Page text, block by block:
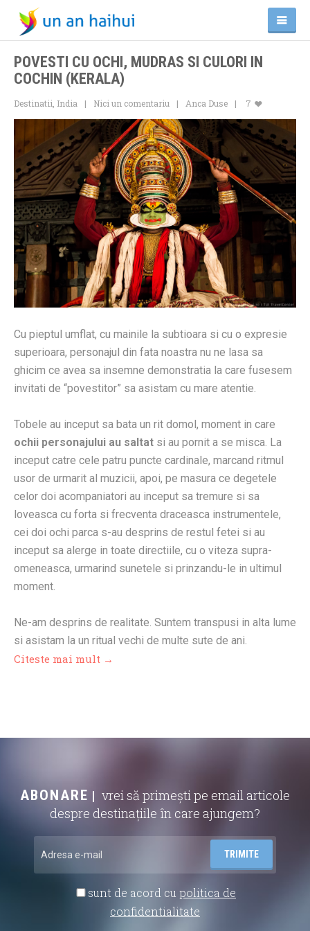
POVESTI CU OCHI, MUDRAS SI CULORI IN
COCHIN (KERALA)
Destinatii India Nici un comentariu Anca Duse 7
Cu pieptul umflat, cu mainile la subtioara si cu o expresie
superioara, personajul din fata noastra nu ne lasa sa
ghicim ce avea sa insemne demonstratia la care fusesem
invitati de “povestitor” sa asistam cu mare atentie.
Tobele au inceput sa bata un rit domol, moment in care
ochii personajului au saltat si au pornit a se misca. La
inceput catre cele patru puncte cardinale, marcand ritmul
usor de urmarit al muzicii, apoi, pe masura ce degetele
celor doi acompaniatori au inceput sa tremure si sa
loveasca cu forta si frecventa draceasca instrumentele,
cei doi ochi parca s-au desprins de restul fetei si au
inceput sa alerge in toate directiile, cu o viteza supra-
omeneasca, urmarind sunetele si prinzandu-le in ultimul
moment.
Ne-am desprins de realitate. Suntem transpusi in alta lume
si asistam la un ritual vechi de multe sute de ani.
Citeste mai mult →
ABONARE
vrei să primești pe email articole
despre destinațiile în care ajungem?
sunt de acord cu politica de
confidentialitate